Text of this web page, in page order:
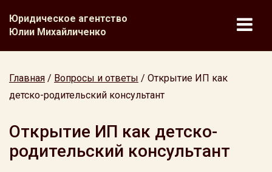
Юридическое агентство
Юлии Михайличенко
Главная / Вопросы и ответы / Открытие ИП как
детско-родительский консультант
Открытие ИП как детско-
родительский консультант